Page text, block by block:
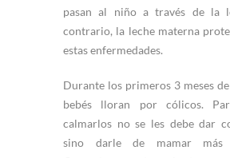
pasan al niño a través de la
contrario, la leche materna
estas enfermedades.
Durante los primeros 3 meses
bebés lloran por cólicos.
calmarlos no se les debe dar
sino darle de mamar más